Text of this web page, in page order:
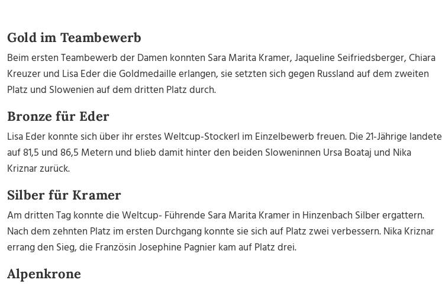
Gold im Teambewerb
Beim ersten Teambewerb der Damen konnten Sara Marita Kramer, Jaqueline Seifriedsberger, Chiara
Kreuzer und Lisa Eder die Goldmedaille erlangen, sie setzten sich gegen Russland auf dem zweiten
Platz und Slowenien auf dem dritten Platz durch.
Bronze für Eder
Lisa Eder konnte sich über ihr erstes Weltcup-Stockerl im Einzelbewerb freuen. Die 21-Jährige landete
auf 81,5 und 86,5 Metern und blieb damit hinter den beiden Sloweninnen Ursa Boataj und Nika
Kriznar zurück.
Silber für Kramer
Am dritten Tag konnte die Weltcup- Führende Sara Marita Kramer in Hinzenbach Silber ergattern.
Nach dem zehnten Platz im ersten Durchgang konnte sie sich auf Platz zwei verbessern. Nika Kriznar
errang den Sieg, die Französin Josephine Pagnier kam auf Platz drei.
Alpenkrone